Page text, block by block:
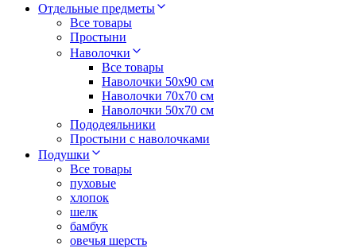
Отдельные предметы
Все товары
Простыни
Наволочки
Все товары
Наволочки 50x90 см
Наволочки 70x70 cм
Наволочки 50х70 см
Пододеяльники
Простыни с наволочками
Подушки
Все товары
пуховые
хлопок
шелк
бамбук
овечья шерсть